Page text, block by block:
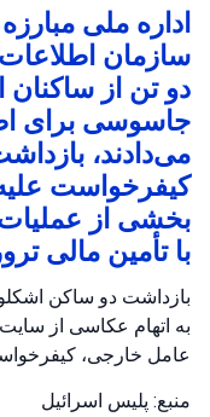
اداره ملی
سازمان
دو تن از
جاسوسی برای
می‌دادند،
کیفرخواست
بخشی از
با تأمین مالی
بازداشت دو ساکن
به اتهام عکاسی از
عامل خارجی،
منبع: پلیس اسرائیل